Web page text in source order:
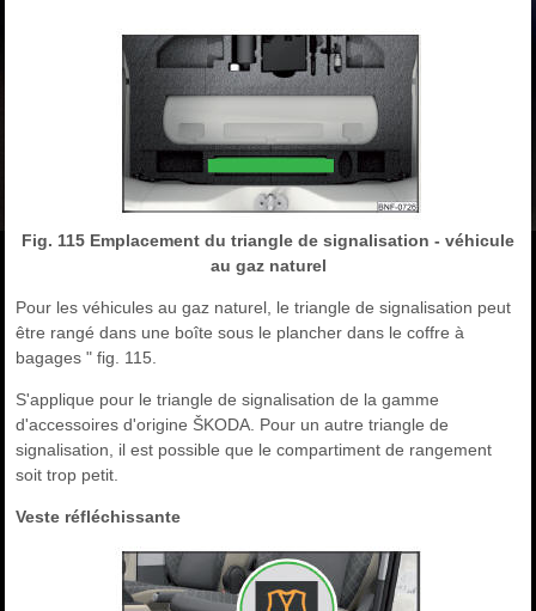
Fig. 115 Emplacement du triangle de signalisation - véhicule
au gaz naturel
Pour les véhicules au gaz naturel, le triangle de signalisation peut
être rangé dans une boîte sous le plancher dans le coffre à
bagages " fig. 115.
S'applique pour le triangle de signalisation de la gamme
d'accessoires d'origine ŠKODA. Pour un autre triangle de
signalisation, il est possible que le compartiment de rangement
soit trop petit.
Veste réfléchissante